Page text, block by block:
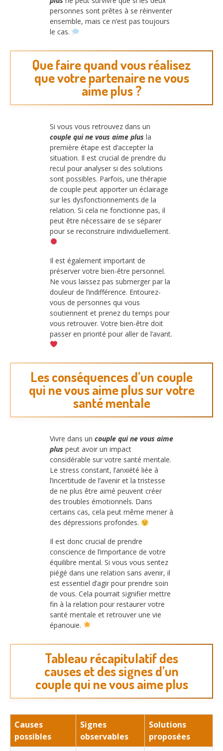
personnes sont prêtes à se réinventer
ensemble, mais ce n’est pas toujours
le cas.
Que faire quand vous réalisez
que votre partenaire ne vous
aime plus ?
Si vous vous retrouvez dans un
couple qui ne vous aime plus la
première étape est d’accepter la
situation. Il est crucial de prendre du
recul pour analyser si des solutions
sont possibles. Parfois, une thérapie
de couple peut apporter un éclairage
sur les dysfonctionnements de la
relation. Si cela ne fonctionne pas, il
peut être nécessaire de se séparer
pour se reconstruire individuellement.
Il est également important de
préserver votre bien-être personnel.
Ne vous laissez pas submerger par la
douleur de l’indifférence. Entourez-
vous de personnes qui vous
soutiennent et prenez du temps pour
vous retrouver. Votre bien-être doit
passer en priorité pour aller de l’avant.
Les conséquences d’un couple
qui ne vous aime plus sur votre
santé mentale
Vivre dans un couple qui ne vous aime
plus peut avoir un impact
considérable sur votre santé mentale.
Le stress constant, l’anxiété liée à
l’incertitude de l’avenir et la tristesse
de ne plus être aimé peuvent créer
des troubles émotionnels. Dans
certains cas, cela peut même mener à
des dépressions profondes.
Il est donc crucial de prendre
conscience de l’importance de votre
équilibre mental. Si vous vous sentez
piégé dans une relation sans avenir, il
est essentiel d’agir pour prendre soin
de vous. Cela pourrait signifier mettre
fin à la relation pour restaurer votre
santé mentale et retrouver une vie
épanouie.
Tableau récapitulatif des
causes et des signes d’un
couple qui ne vous aime plus
Causes
possibles
Signes
observables
Solutions
proposées